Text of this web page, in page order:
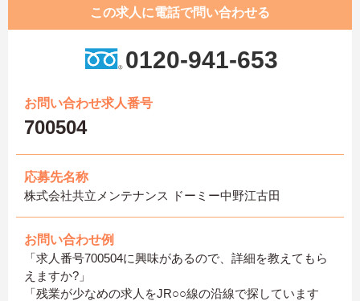
この求人に電話で問い合わせる
0120-941-653
お問い合わせ求人番号
700504
応募先名称
株式会社共立メンテナンス ドーミー中野江古田
お問い合わせ例
「求人番号700504に興味があるので、詳細を教えてもら
えますか?」
「残業が少なめの求人をJR○○線の沿線で探しています